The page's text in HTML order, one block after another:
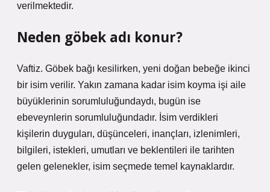
verilmektedir.
Neden göbek adı konur?
Vaftiz. Göbek bağı kesilirken, yeni doğan bebeğe ikinci
bir isim verilir. Yakın zamana kadar isim koyma işi aile
büyüklerinin sorumluluğundaydı, bugün ise
ebeveynlerin sorumluluğundadır. İsim verdikleri
kişilerin duyguları, düşünceleri, inançları, izlenimleri,
bilgileri, istekleri, umutları ve beklentileri ile tarihten
gelen gelenekler, isim seçmede temel kaynaklardır.